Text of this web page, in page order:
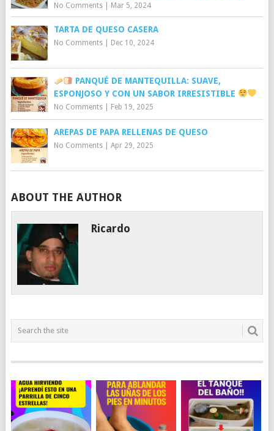
No Comments| Mar 5, 2024
TARTA DE QUESO CASERA
No Comments| Dec 10, 2024
PANQUÉ DE MANTEQUILLA: SUAVE,
ESPONJOSO Y CON UN SABOR IRRESISTIBLE
No Comments| Feb 19, 2025
AREPAS DE PAPA RELLENAS DE QUESO
No Comments| Apr 29, 2025
ABOUT THE AUTHOR
Ricardo